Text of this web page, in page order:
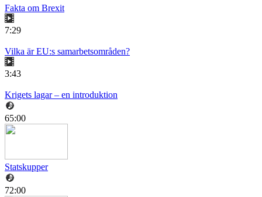
Fakta om Brexit
7:29
Vilka är EU:s samarbetsområden?
3:43
Krigets lagar – en introduktion
65:00
Statskupper
72:00